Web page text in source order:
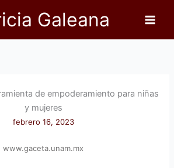
Galeana
de empoderamiento para niñas
y mujeres
febrero 16, 2023
www.gaceta.unam.mx